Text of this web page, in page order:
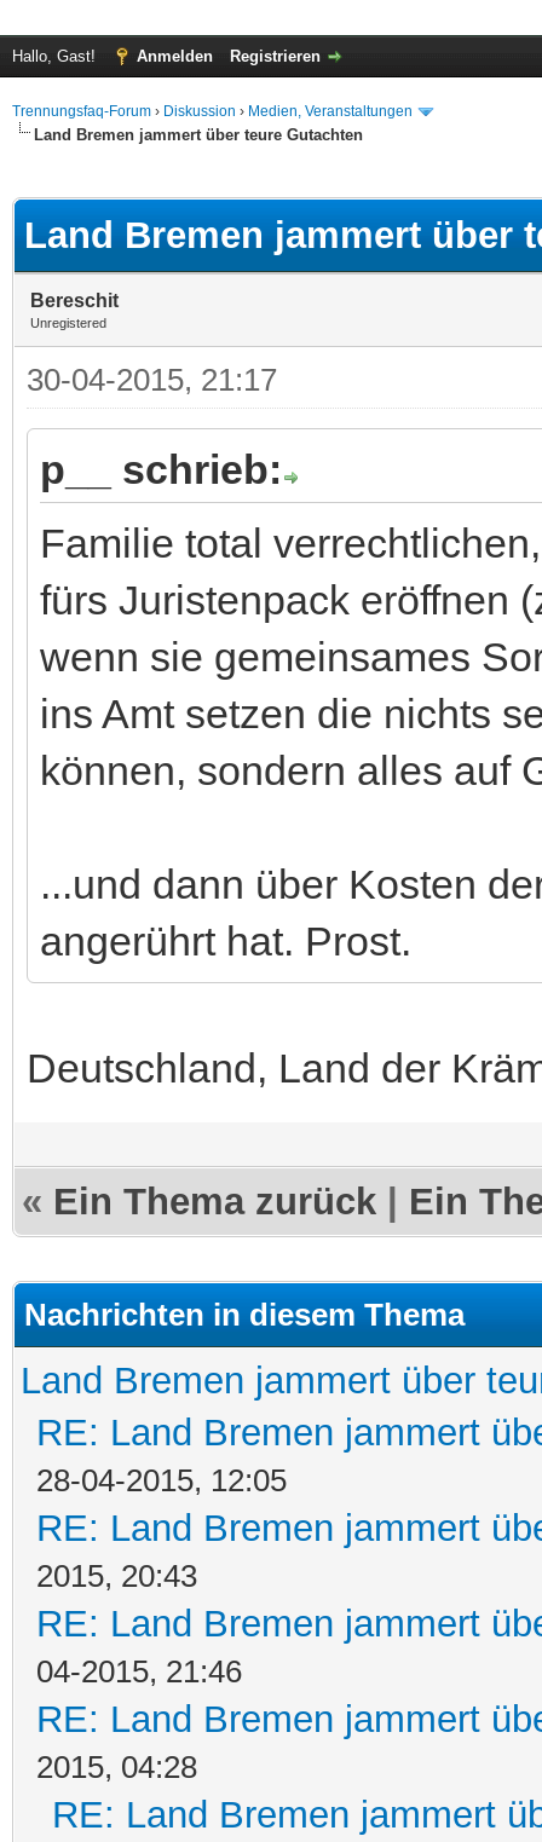
Hallo, Gast! Anmelden Registrieren
Trennungsfaq-Forum › Diskussion › Medien, Veranstaltungen
Land Bremen jammert über teure Gutachten
Land Bremen jammert über
Bereschit
Unregistered
30-04-2015, 21:17
p__ schrieb:
Familie total
fürs Juristenpack eröffnen
wenn sie gemeinsames
ins Amt setzen die nichts
können, sondern alles auf
...und dann über Kosten
angerührt hat. Prost.
Deutschland, Land der
« Ein Thema zurück Ein
Nachrichten in diesem Thema
Land Bremen jammert über
RE: Land Bremen jammert
28-04-2015, 12:05
RE: Land Bremen jammert
2015, 20:43
RE: Land Bremen jammert
04-2015, 21:46
RE: Land Bremen jammert
2015, 04:28
RE: Land Bremen jammert